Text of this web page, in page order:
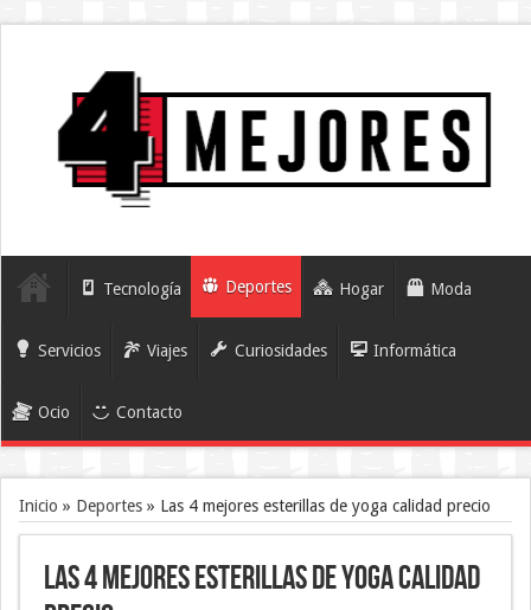
Tecnología Deportes Hogar Moda
Servicios Viajes Curiosidades Informática
Ocio Contacto
Inicio » Deportes » Las 4 mejores esterillas de yoga calidad precio
Las 4 mejores esterillas de yoga calidad